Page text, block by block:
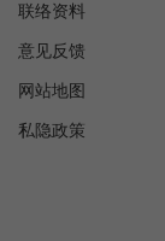
联络资料
意见反馈
网站地图
私隐政策